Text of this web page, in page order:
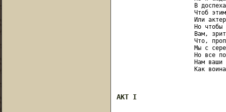
В
Чтоб
Или
Но чтобы
Вам,
Что,
Мы с
Но все
Нам ваши
Как
АКТ I